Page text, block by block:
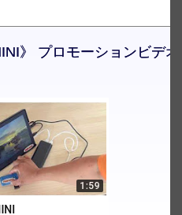
》 プロモーションビデ